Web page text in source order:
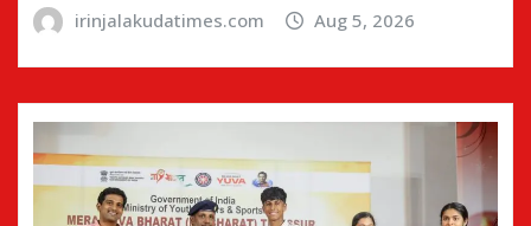
irinjalakudatimes.com Aug 5, 2026